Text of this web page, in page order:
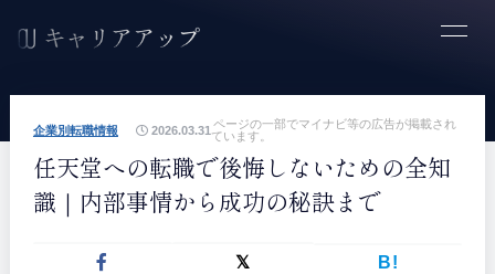
ページの一部でマイナビ等の広告が掲載され
ています。
企業別転職情報 2026.03.31
任天堂への転職で後悔しないための全知
識｜内部事情から成功の秘訣まで
B!